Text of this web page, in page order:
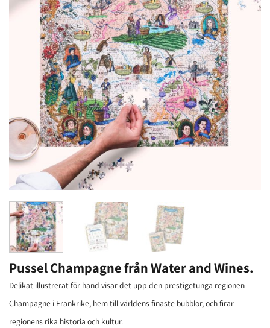
Pussel Champagne från Water and Wines.
Delikat illustrerat för hand visar det upp den prestigetunga regionen
Champagne i Frankrike, hem till världens finaste bubblor, och firar
regionens rika historia och kultur.